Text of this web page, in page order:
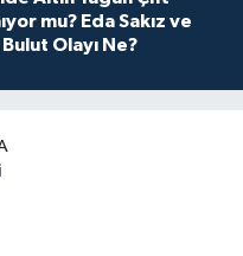
mu? Eda Sakız ve
Olayı Ne?